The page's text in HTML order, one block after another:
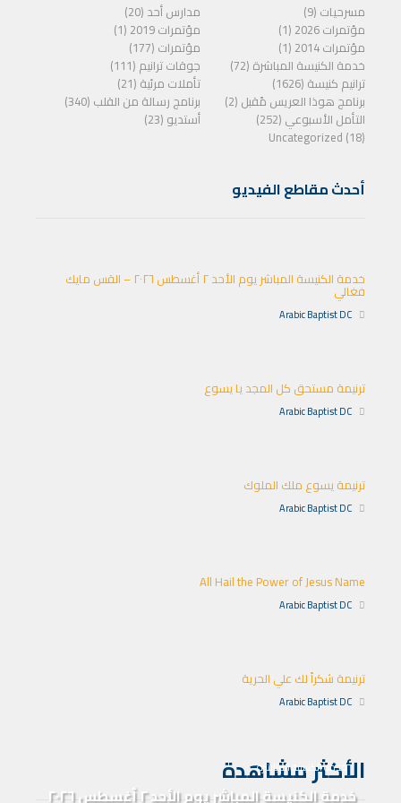
مسرحيات (9)
مدارس أحد (20)
مؤتمرات 2026 (1)
مؤتمرات 2019 (1)
مؤتمرات 2014 (1)
مؤتمرات (177)
خدمة الكنيسة المباشرة (72)
جوقات ترانيم (111)
ترانيم كنيسة (1626)
تأملات مرئية (21)
برنامج هوذا العريس مًقبل (2)
برنامج رسالة من القلب (340)
التأمل الأسبوعي (252)
أستديو (23)
Uncategorized (18)
أحدث مقاطع الفيديو
خدمة الكنيسة المباشر يوم الأحد ٢ أغسطس ٢٠٢٦ – القس مايك
فغالي
Arabic Baptist DC
ترنيمة مستحق كل المجد يا يسوع
Arabic Baptist DC
ترنيمة يسوع ملك الملوك
Arabic Baptist DC
All Hail the Power of Jesus Name
Arabic Baptist DC
ترنيمة شكراً لك علي الحرية
Arabic Baptist DC
الأكثر مشاهدة
خدمة الكنيسة المباشرة
خدمة الكنيسة المباشر يوم الأحد ٢ أغسطس ٢٠٢٦